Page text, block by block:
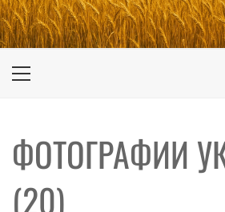
UKRAINE-IS
ПУТЕШЕСТВИЕ ПО
Primary
ФОТОГРАФИИ
(20)